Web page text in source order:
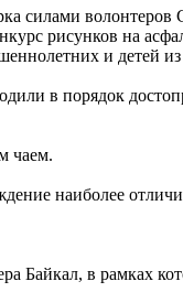
силами
рисунков на
и детей
в порядок
чаем.
наиболее
Байкал, в рамках